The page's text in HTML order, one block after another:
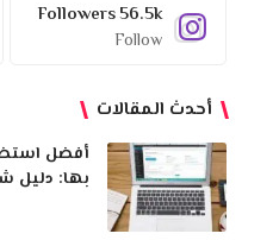
56.5k
Followers
Follow
أحدث المقالات
أفضل
بها: دليل